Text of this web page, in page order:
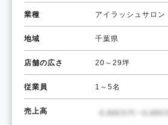
業種 アイラッシュサロン
地域 千葉県
店舗の広さ 20～29坪
従業員 1～5名
売上高